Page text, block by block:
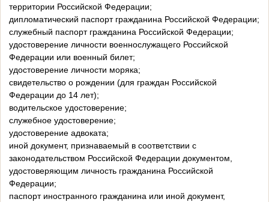
территории Российской Федерации;
дипломатический паспорт гражданина Российской Федерации;
служебный паспорт гражданина Российской Федерации;
удостоверение личности военнослужащего Российской
Федерации или военный билет;
удостоверение личности моряка;
свидетельство о рождении (для граждан Российской
Федерации до 14 лет);
водительское удостоверение;
служебное удостоверение;
удостоверение адвоката;
иной документ, признаваемый в соответствии с
законодательством Российской Федерации документом,
удостоверяющим личность гражданина Российской
Федерации;
паспорт иностранного гражданина или иной документ,